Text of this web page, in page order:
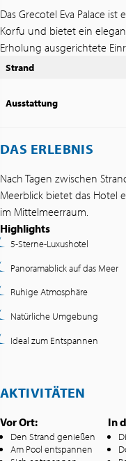
Das Grecotel Eva Palace
Korfu und bietet ein
Erholung ausgerichtete
Strand
Ausstattung
DAS ERLEBNIS
Nach Tagen zwischen
Meerblick bietet das Hotel
im Mittelmeerraum.
Highlights
5-Sterne-Luxushotel
Panoramablick auf das Meer
Ruhige Atmosphäre
Natürliche Umgebung
Ideal zum Entspannen
AKTIVITÄTEN
Vor Ort:
Den Strand genießen
Am Pool entspannen
In